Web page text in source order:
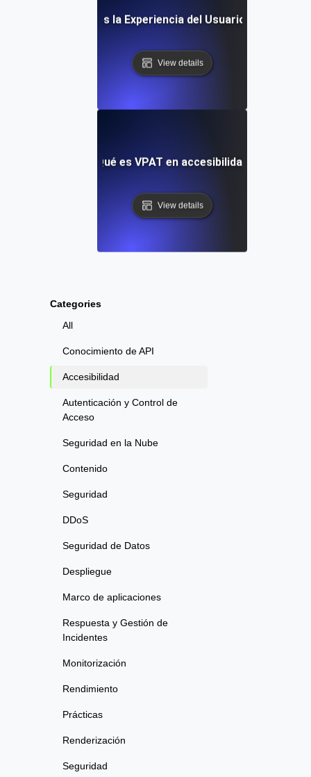
Categories
All
Conocimiento de API
Accesibilidad
Autenticación y Control de
Acceso
Seguridad en la Nube
Contenido
Seguridad
DDoS
Seguridad de Datos
Despliegue
Marco de aplicaciones
Respuesta y Gestión de
Incidentes
Monitorización
Rendimiento
Prácticas
Renderización
Seguridad
¿Qué es la Experiencia del Usuario (UX)?
View details
¿Qué es VPAT en accesibilidad?
View details